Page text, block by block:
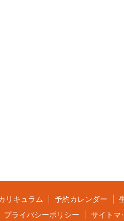
リキュラム 予約カレンダー
プライバシーポリシー サイトマ